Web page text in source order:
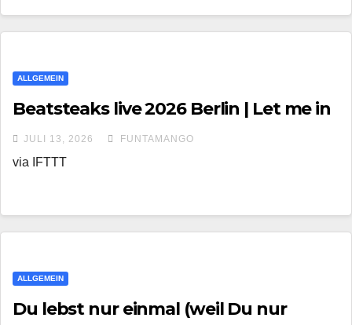
ALLGEMEIN
Beatsteaks live 2026 Berlin | Let me in
JULI 13, 2026 FUNTAMANGO
via IFTTT
ALLGEMEIN
Du lebst nur einmal (weil Du nur